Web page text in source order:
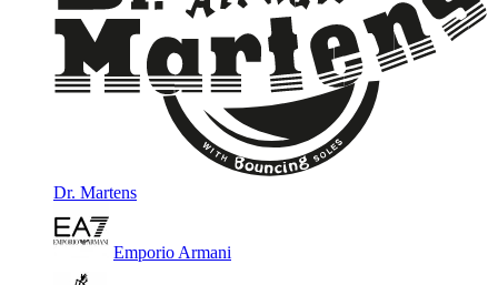
Dr. Martens
Emporio Armani